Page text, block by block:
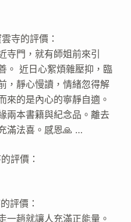
寺的評價：
寺門，就有師姐前來引
。 近日心絮煩雜壓抑，臨
，靜心慢讀，情緒忽得解
來的是內心的寧靜自適。
兩本書籍與紀念品。離去
滿法喜。感恩🙏 …
評價：
評價：
一趟就讓人充滿正能量。